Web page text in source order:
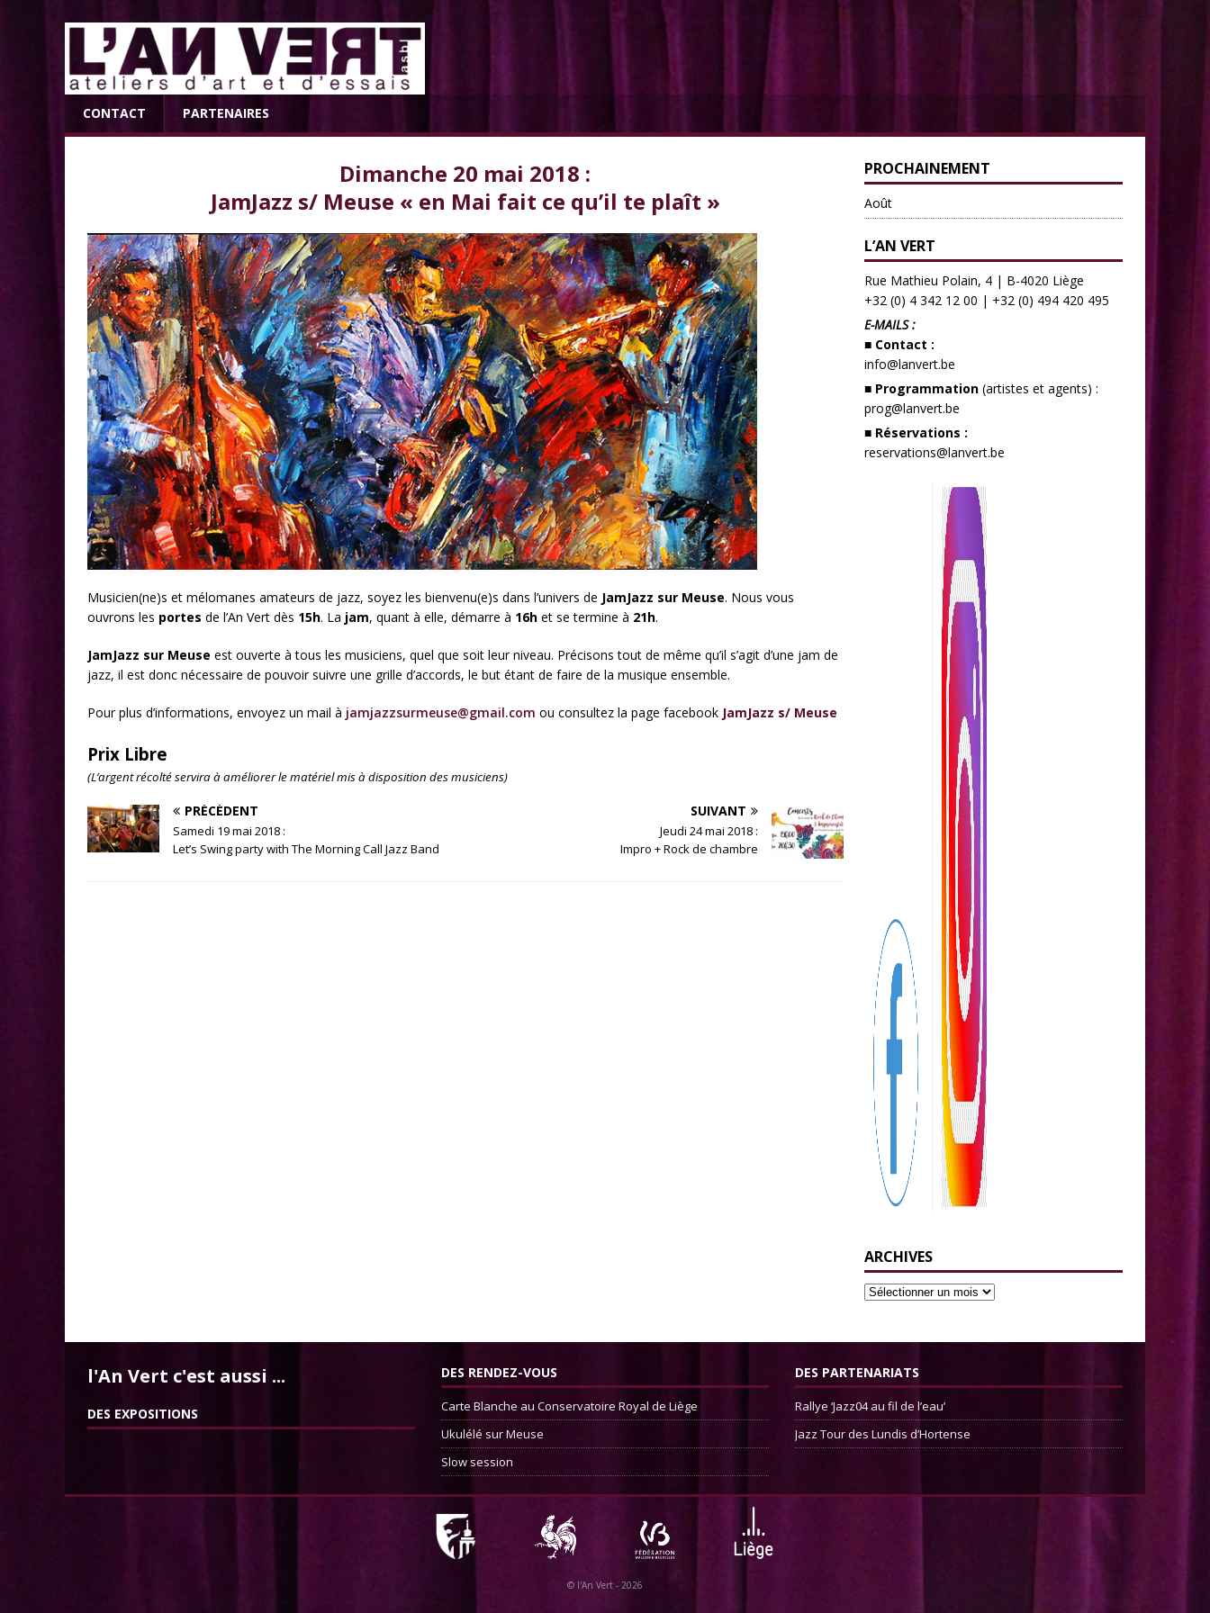
CONTACT PARTENAIRES
Dimanche 20 mai 2018 :
JamJazz s/ Meuse « en Mai fait ce qu’il te plaît »
Musicien(ne)s et mélomanes amateurs de jazz, soyez les bienvenu(e)s dans l’univers de JamJazz sur Meuse. Nous vous
ouvrons les portes de l’An Vert dès 15h. La jam, quant à elle, démarre à 16h et se termine à 21h.
JamJazz sur Meuse est ouverte à tous les musiciens, quel que soit leur niveau. Précisons tout de même qu’il s’agit d’une jam de
jazz, il est donc nécessaire de pouvoir suivre une grille d’accords, le but étant de faire de la musique ensemble.
Pour plus d’informations, envoyez un mail à jamjazzsurmeuse@gmail.com ou consultez la page facebook JamJazz s/ Meuse
Prix Libre
(L’argent récolté servira à améliorer le matériel mis à disposition des musiciens)
PRÉCÉDENT
Samedi 19 mai 2018 :
Let’s Swing party with The Morning Call Jazz Band
SUIVANT
Jeudi 24 mai 2018 :
Impro + Rock de chambre
PROCHAINEMENT
Août
L’AN VERT
Rue Mathieu Polain, 4 | B-4020 Liège
+32 (0) 4 342 12 00 | +32 (0) 494 420 495
E-MAILS :
■ Contact :
info@lanvert.be
■ Programmation(artistes et agents) :
prog@lanvert.be
■ Réservations :
reservations@lanvert.be
ARCHIVES
l'An Vert c'est aussi ...
DES EXPOSITIONS
DES RENDEZ-VOUS
Carte Blanche au Conservatoire Royal de Liège
Ukulélé sur Meuse
Slow session
DES PARTENARIATS
Rallye ‘Jazz04 au fil de l’eau’
Jazz Tour des Lundis d’Hortense
© l'An Vert - 2026